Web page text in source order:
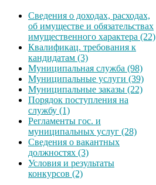
Сведения о доходах, расходах,
об имуществе и обязательствах
имущественного характера (22)
Квалификац. требования к
кандидатам (3)
Муниципальная служба (98)
Муниципальные услуги (39)
Муниципальные заказы (22)
Порядок поступления на
службу (1)
Регламенты гос. и
муниципальных услуг (28)
Сведения о вакантных
должностях (3)
Условия и результаты
конкурсов (2)